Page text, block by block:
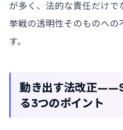
が多く、法的な責任だけで
挙戦の透明性そのものへの
す。
動き出す法改正
る3つのポイント